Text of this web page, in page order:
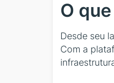
O
Desde seu
Com a